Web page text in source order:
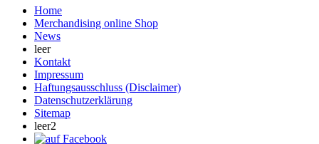
Home
Merchandising online Shop
News
leer
Kontakt
Impressum
Haftungsausschluss (Disclaimer)
Datenschutzerklärung
Sitemap
leer2